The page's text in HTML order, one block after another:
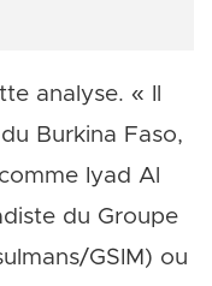
analyse. « Il
Burkina Faso,
Iyad Al
du Groupe
GSIM) ou